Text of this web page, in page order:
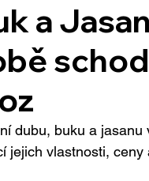
a
dubu, buku a
jejich vlastnosti,